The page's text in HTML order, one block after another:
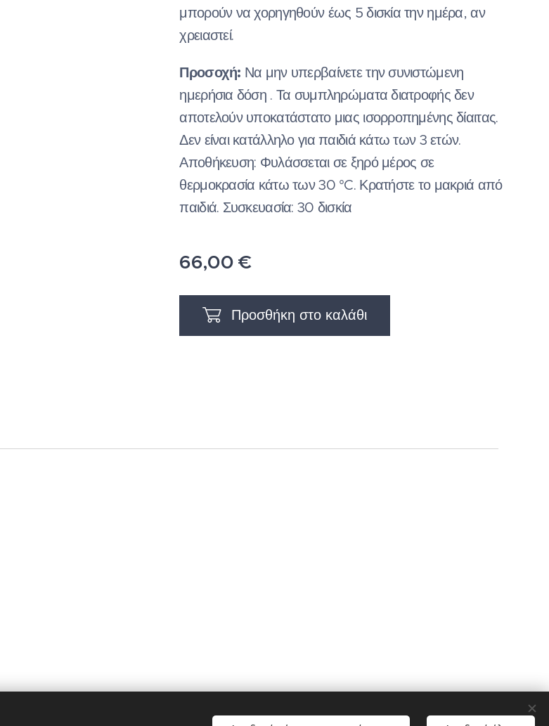
μπορούν να χορηγηθούν έως 5 δισκία την ημέρα, αν
χρειαστεί.
Προσοχή: Να μην υπερβαίνετε την συνιστώμενη
ημερήσια δόση . Τα συμπληρώματα διατροφής δεν
αποτελούν υποκατάστατο μιας ισορροπημένης δίαιτας.
Δεν είναι κατάλληλο για παιδιά κάτω των 3 ετών.
Αποθήκευση: Φυλάσσεται σε ξηρό μέρος σε
θερμοκρασία κάτω των 30 °C. Κρατήστε το μακριά από
παιδιά. Συσκευασία: 30 δισκία
66,00€
Προσθήκη στο καλάθι